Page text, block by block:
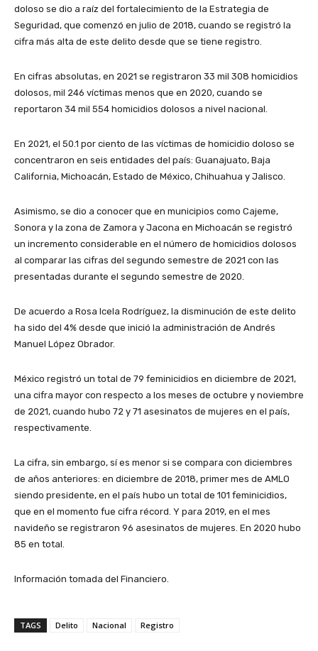
doloso se dio a raíz del fortalecimiento de la Estrategia de
Seguridad, que comenzó en julio de 2018, cuando se registró la
cifra más alta de este delito desde que se tiene registro.
En cifras absolutas, en 2021 se registraron 33 mil 308 homicidios
dolosos, mil 246 víctimas menos que en 2020, cuando se
reportaron 34 mil 554 homicidios dolosos a nivel nacional.
En 2021, el 50.1 por ciento de las víctimas de homicidio doloso se
concentraron en seis entidades del país: Guanajuato, Baja
California, Michoacán, Estado de México, Chihuahua y Jalisco.
Asimismo, se dio a conocer que en municipios como Cajeme,
Sonora y la zona de Zamora y Jacona en Michoacán se registró
un incremento considerable en el número de homicidios dolosos
al comparar las cifras del segundo semestre de 2021 con las
presentadas durante el segundo semestre de 2020.
De acuerdo a Rosa Icela Rodríguez, la disminución de este delito
ha sido del 4% desde que inició la administración de Andrés
Manuel López Obrador.
México registró un total de 79 feminicidios en diciembre de 2021,
una cifra mayor con respecto a los meses de octubre y noviembre
de 2021, cuando hubo 72 y 71 asesinatos de mujeres en el país,
respectivamente.
La cifra, sin embargo, sí es menor si se compara con diciembres
de años anteriores: en diciembre de 2018, primer mes de AMLO
siendo presidente, en el país hubo un total de 101 feminicidios,
que en el momento fue cifra récord. Y para 2019, en el mes
navideño se registraron 96 asesinatos de mujeres. En 2020 hubo
85 en total.
Información tomada del Financiero.
TAGS Delito Nacional Registro